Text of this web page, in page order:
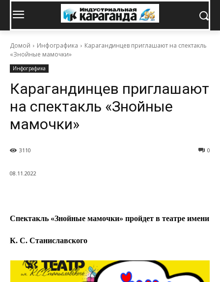
Домой Инфографика
Карагандинцев приглашают на спектакль
«Знойные мамочки»
Инфографика
Карагандинцев приглашают
на спектакль «Знойные
мамочки»
0
3110
08.11.2022
Спектакль «Знойные мамочки» пройдет в театре имени
К. С. Станиславского